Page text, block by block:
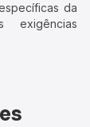
da
exigências